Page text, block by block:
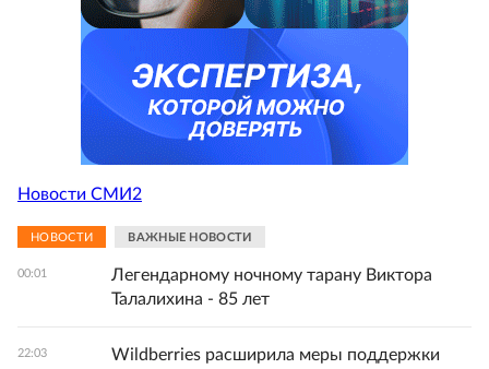
Новости СМИ2
НОВОСТИ ВАЖНЫЕ НОВОСТИ
00:01
Легендарному ночному тарану Виктора
Талалихина - 85 лет
22:03
Wildberries расширила меры поддержки